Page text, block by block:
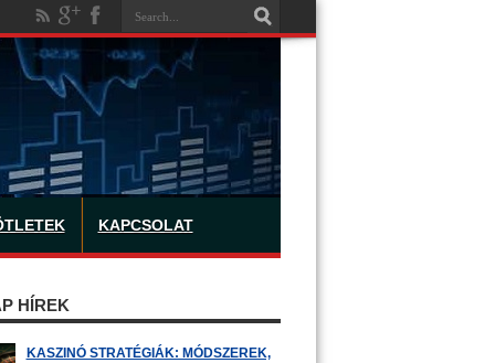
KAPCSOLAT
HÍREK
KASZINÓ STRATÉGIÁK: MÓDSZEREK,